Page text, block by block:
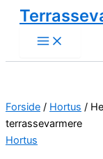
indholdet
Forside / Hortus /
terrassevarmere
Hortus